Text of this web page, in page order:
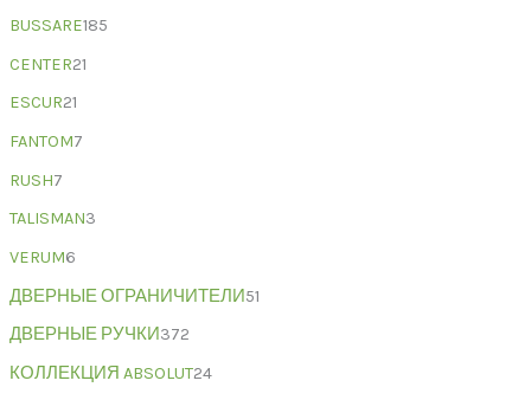
BUSSARE185
CENTER21
ESCUR21
FANTOM7
RUSH7
TALISMAN3
VERUM6
ДВЕРНЫЕ ОГРАНИЧИТЕЛИ51
ДВЕРНЫЕ РУЧКИ372
КОЛЛЕКЦИЯ ABSOLUT24